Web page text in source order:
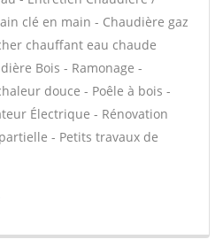
clé en main - Chaudière gaz
chauffant eau chaude
Bois - Ramonage -
douce - Poêle à bois -
Électrique - Rénovation
- Petits travaux de